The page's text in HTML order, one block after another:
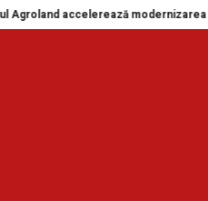
accelerează modernizarea